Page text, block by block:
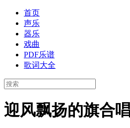
首页
声乐
器乐
戏曲
PDF乐谱
歌词大全
迎风飘扬的旗合